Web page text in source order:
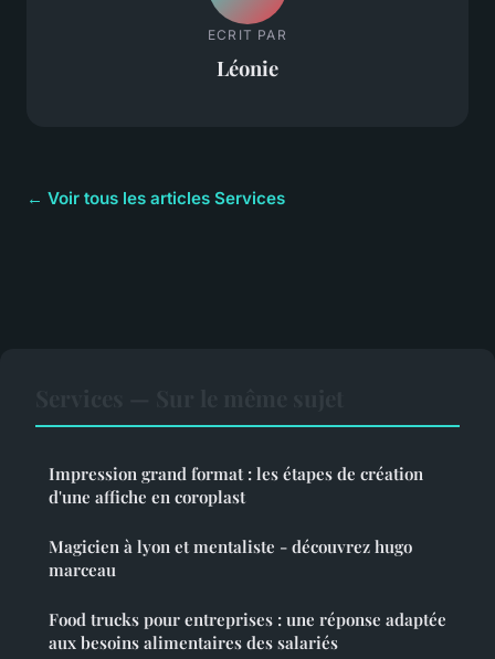
ECRIT PAR
Léonie
← Voir tous les articles Services
Impression grand format : les étapes de création
d'une affiche en coroplast
Magicien à lyon et mentaliste - découvrez hugo
marceau
Food trucks pour entreprises : une réponse adaptée
aux besoins alimentaires des salariés